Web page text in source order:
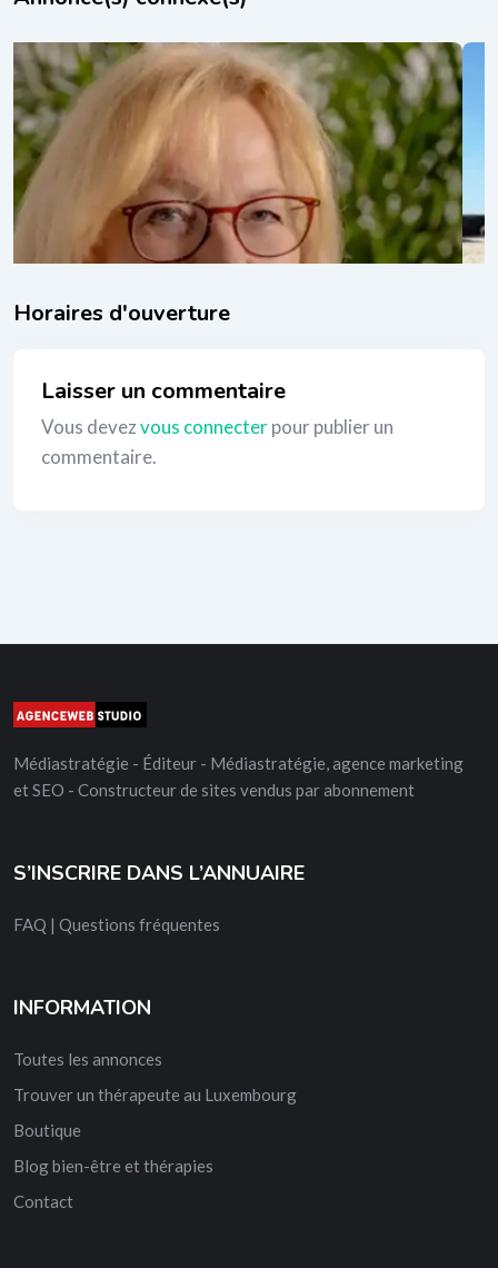
Sylvie Tescher
il y a 1 an
Thérapies corporelles
_
Laisser un commentaire
Vous devezvous connecterpour publier un
commentaire.
Médiastratégie - Éditeur - Médiastratégie, agence marketing
et SEO - Constructeur de sites vendus par abonnement
S’INSCRIRE DANS L’ANNUAIRE
FAQ | Questions fréquentes
INFORMATION
Toutes les annonces
Trouver un thérapeute au Luxembourg
Boutique
Blog bien-être et thérapies
Contact